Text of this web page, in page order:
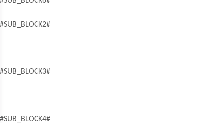
#SUB_BLOCK2#
#SUB_BLOCK3#
#SUB_BLOCK4#